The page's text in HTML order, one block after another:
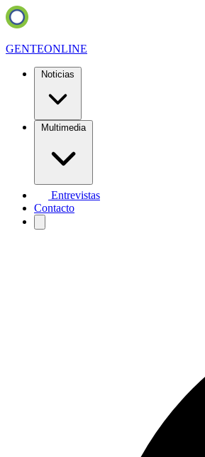
GENTEONLINE
Noticias
Multimedia
Entrevistas
Contacto